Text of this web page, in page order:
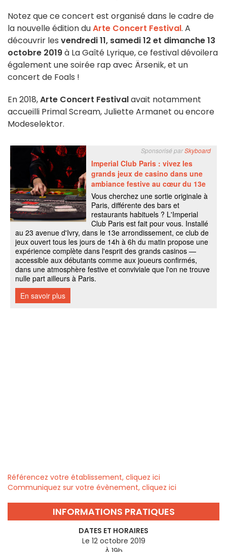
Notez que ce concert est organisé dans le cadre de
la nouvelle édition duArte Concert Festival. A
découvrir les vendredi 11, samedi 12 et dimanche 13
octobre 2019à La Gaîté Lyrique, ce festival dévoilera
également une soirée rap avec Ärsenik, et un
concert de Foals !
En 2018,Arte Concert Festivalavait notamment
accueilli Primal Scream, Juliette Armanet ou encore
Modeselektor.
Référencez votre établissement, cliquez ici
Communiquez sur votre évènement, cliquez ici
INFORMATIONS PRATIQUES
DATES ET HORAIRES
Le 12 octobre 2019